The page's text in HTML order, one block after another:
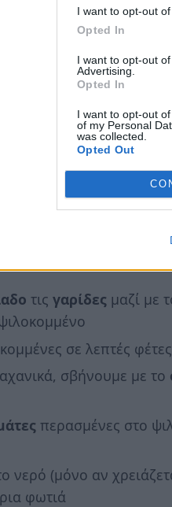
I want to opt-out
Opted In
I want to opt-out
Advertising.
Opted In
I want to opt-out
of my Personal
was collected.
Opted Out
τις γαρίδεςμαζί με
σε λεπτές φέτες
σβήνουμε με το
περασμένες στο
νερό (μόνο αν
φωτιά